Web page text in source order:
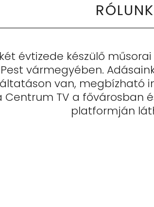
RÓLUNK
évtizede készülő
vármegyében.
van, megbízható
TV a fővárosban
platformján